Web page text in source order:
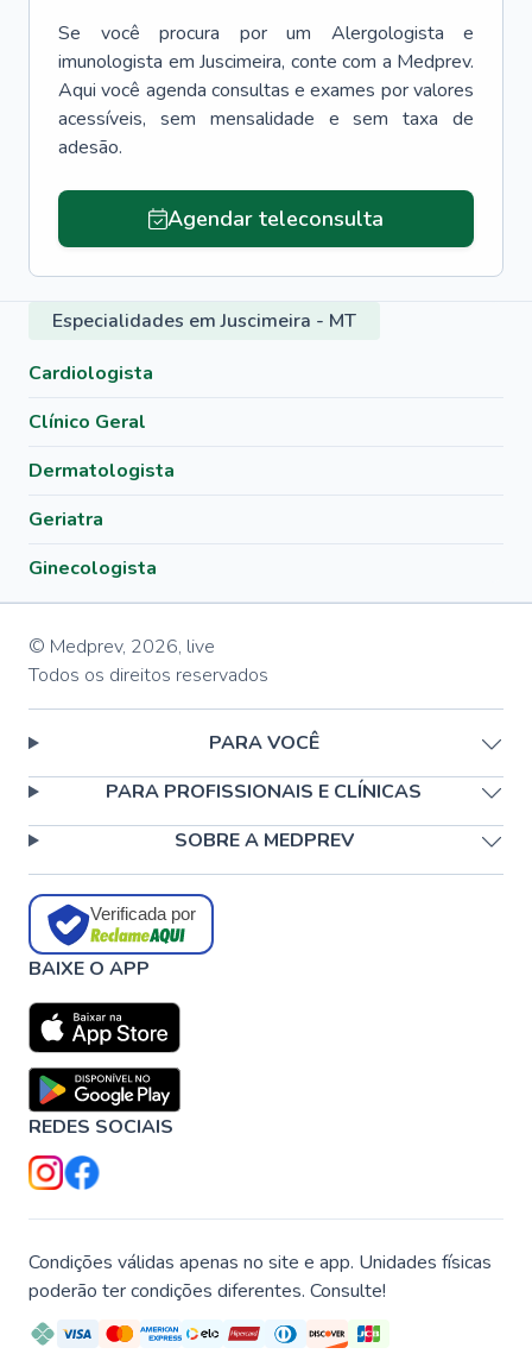
Se você procura por um
Alergologista e
imunologista em Juscimeira, conte com a Medprev.
Aqui você agenda consultas e exames por valores
acessíveis, sem mensalidade e sem taxa de
adesão.
Agendar teleconsulta
Especialidades em Juscimeira - MT
Cardiologista
Clínico Geral
Dermatologista
Geriatra
Ginecologista
© Medprev, 2026, live
Todos os direitos reservados
PARA VOCÊ
PARA PROFISSIONAIS E CLÍNICAS
SOBRE A MEDPREV
Verificada por
BAIXE O APP
REDES SOCIAIS
Condições válidas apenas no site e app. Unidades físicas
poderão ter condições diferentes. Consulte!